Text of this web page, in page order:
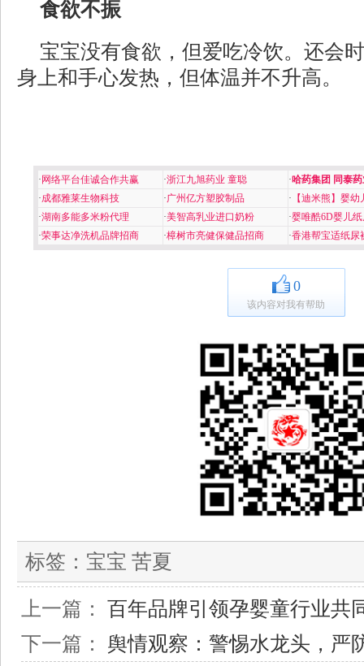
食欲不振
宝宝没有食欲，但爱吃冷饮。还会
身上和手心发热，但体温并不升高。
· 网络平台佳诚合作共赢 ·浙江九旭药业 童聪 ·哈药集团 同泰
·成都雅莱生物科技 ·广州亿方塑胶制品 · 【迪米熊】婴幼
·湖南多能多米粉代理 ·美智高乳业进口奶粉 ·婴唯酷6D婴儿
·荣事达净洗机品牌招商 ·樟树市亮健保健品招商 ·香港帮宝适纸尿
0
该内容对我有帮助
标签： 宝宝 苦夏
上一篇： 百年品牌引领孕婴童行业共
下一篇： 舆情观察：警惕水龙头，严